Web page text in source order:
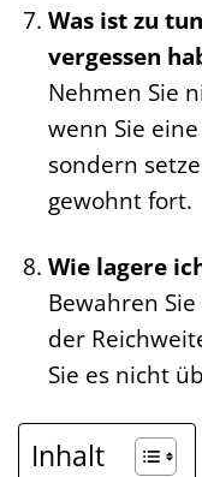
Was ist zu
vergessen
Nehmen Sie
wenn Sie
sondern
gewohnt fort.
Wie lagere
Bewahren
der
Sie es nicht
Inhalt